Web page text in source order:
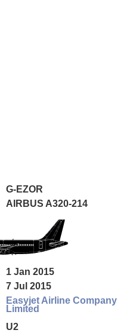
G-EZOR
AIRBUS A320-214
1 Jan 2015
7 Jul 2015
Easyjet Airline Company
Limited
U2